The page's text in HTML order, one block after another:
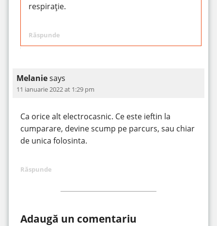
respirație.
Răspunde
Melaniesays
11 ianuarie 2022 at 1:29 pm
Ca orice alt electrocasnic. Ce este ieftin la
cumparare, devine scump pe parcurs, sau chiar
de unica folosinta.
Răspunde
Adaugă un comentariu